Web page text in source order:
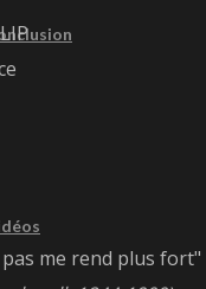
me rend plus fort"